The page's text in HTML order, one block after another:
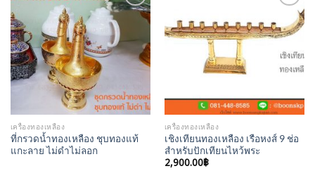
Add to
Wishlist
เครื่องทองเหลือง
ที่กรวดน้ำทองเหลือง ชุบทองแท้
แกะลาย ไม่ดำไม่ลอก
Wishlist
เครื่องทองเหลือง
เชิงเทียนทองเหลือง เรือหงส์ 9 ช่อ
สำหรับปักเทียนไหว้พระ
2,900.00฿